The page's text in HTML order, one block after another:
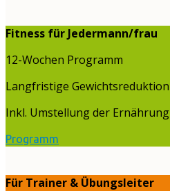
Fitness für Jedermann/frau
12-Wochen Programm
Langfristige Gewichtsreduktion
Inkl. Umstellung der Ernährung
Programm
Für Trainer & Übungsleiter